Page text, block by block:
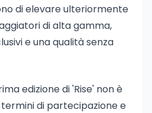
di elevare ulteriormente
di alta gamma,
e una qualità senza
edizione di 'Rise' non è
di partecipazione e